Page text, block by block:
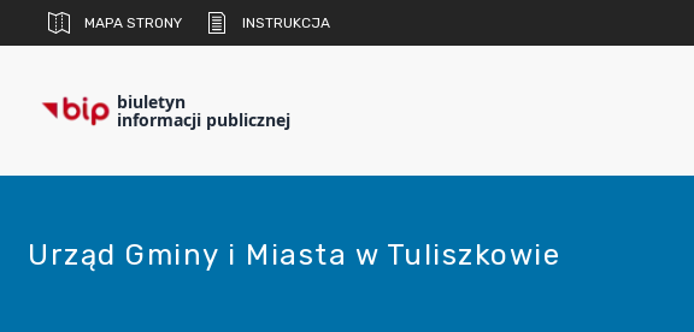
MAPA STRONY INSTRUKCJA
biuletyn
informacji publicznej
Urząd Gminy i Miasta w Tuliszkowie